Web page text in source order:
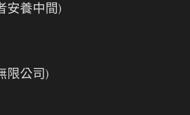
安養中間)
限公司)